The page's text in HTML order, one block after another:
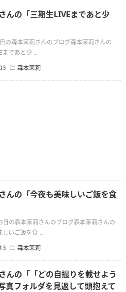
んの「三期生LIVEまであと少
の森本茉莉さんのブログ森本茉莉さんの
まであと少 ...
森本茉莉
んの「今夜も美味しいご飯を食
の森本茉莉さんのブログ森本茉莉さんの
しいご飯を食 ...
森本茉莉
んの「「どの自撮りを載せよう
真フォルダを見返して頭抱えて